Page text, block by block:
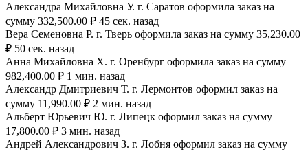
Александра Михайловна У. г. Саратов оформила заказ на
сумму 332,500.00 ₽ 45 сек. назад
Вера Семеновна Р. г. Тверь оформила заказ на сумму 35,230.00
₽ 50 сек. назад
Анна Михайловна Х. г. Оренбург оформила заказ на сумму
982,400.00 ₽ 1 мин. назад
Александр Дмитриевич Т. г. Лермонтов оформил заказ на
сумму 11,990.00 ₽ 2 мин. назад
Альберт Юрьевич Ю. г. Липецк оформил заказ на сумму
17,800.00 ₽ 3 мин. назад
Андрей Александрович З. г. Лобня оформил заказ на сумму